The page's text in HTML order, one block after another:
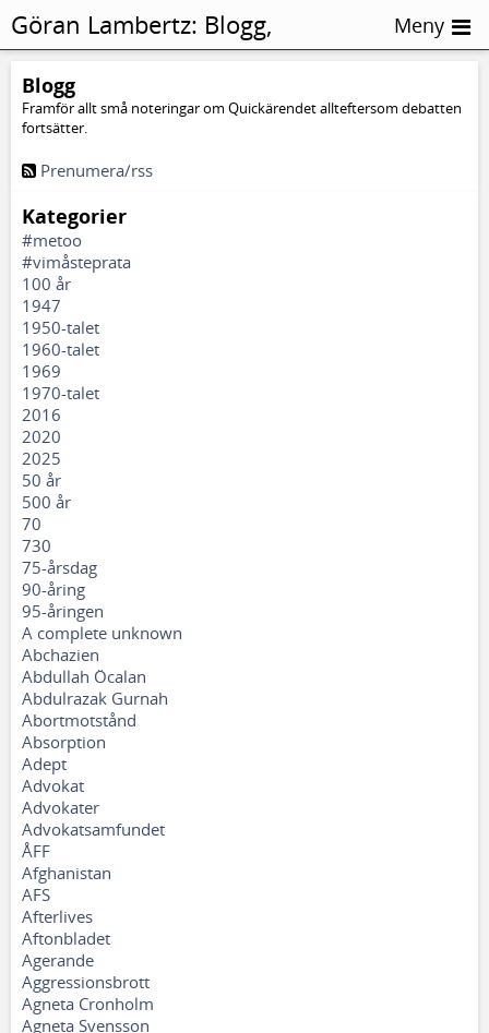
Blogg
Framför allt små noteringar om Quickärendet allteftersom debatten
fortsätter.
Prenumera/rss
Kategorier
#metoo
#vimåsteprata
100 år
1947
1950-talet
1960-talet
1969
1970-talet
2016
2020
2025
50 år
500 år
70
730
75-årsdag
90-åring
95-åringen
A complete unknown
Abchazien
Abdullah Öcalan
Abdulrazak Gurnah
Abortmotstånd
Absorption
Adept
Advokat
Advokater
Advokatsamfundet
ÅFF
Afghanistan
AFS
Afterlives
Aftonbladet
Agerande
Aggressionsbrott
Agneta Cronholm
Agneta Svensson
Göran Lambertz: Blogg,
Klimatskepsis
Meny